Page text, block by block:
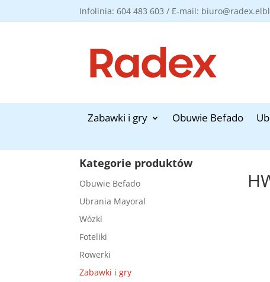
Infolinia: 604 483 603 / E-mail:
Zabawki i gry Obuwie Befado
Kategorie produktów
Obuwie Befado
Ubrania Mayoral
Wózki
Foteliki
Rowerki
Zabawki i gry